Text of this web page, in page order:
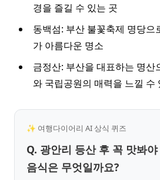
경을 즐길 수 있는 곳
동백섬: 부산 불꽃축제 명당으
가 아름다운 명소
금정산: 부산을 대표하는 명산
와 국립공원의 매력을 느낄 수
✨ 여행다이어리 AI 상식 퀴즈
Q. 광안리 등산 후 꼭 맛봐
음식은 무엇일까요?